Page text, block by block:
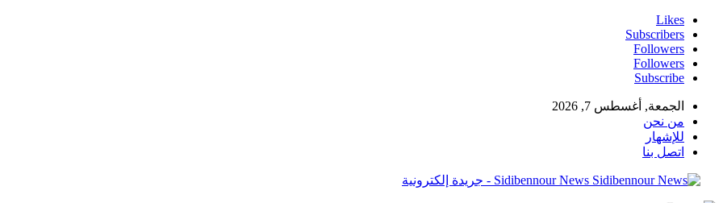
Likes
Subscribers
Followers
Followers
Subscribe
الجمعة, أغسطس 7, 2026
من نحن
للإشهار
اتصل بنا
Sidibennour News - جريدة إلكترونية